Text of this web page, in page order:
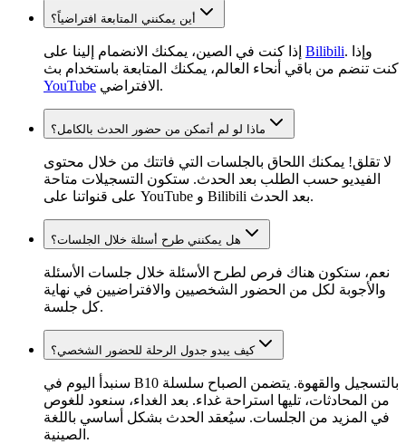
أين يمكنني المتابعة افتراضياً؟
Bilibili. وإذا
كنت تنضم من باقي أنحاء العالم، يمكنك المتابعة باستخدام بث
YouTube
الافتراضي.
ماذا لو لم أتمكن من حضور الحدث بالكامل؟
لا تقلق! يمكنك اللحاق بالجلسات التي فاتتك من خلال محتوى
الفيديو حسب الطلب بعد الحدث. ستكون التسجيلات متاحة
على قنواتنا على YouTube و Bilibili بعد الحدث.
هل يمكنني طرح أسئلة خلال الجلسات؟
نعم، ستكون هناك فرص لطرح الأسئلة خلال جلسات الأسئلة
والأجوبة لكل من الحضور الشخصيين والافتراضيين في نهاية
كل جلسة.
كيف يبدو جدول الرحلة للحضور الشخصي؟
سنبدأ اليوم في B10 بالتسجيل والقهوة. يتضمن الصباح سلسلة
من المحادثات، تليها استراحة غداء. بعد الغداء، سنعود للغوص
في المزيد من الجلسات. سيُعقد الحدث بشكل أساسي باللغة
الصينية.